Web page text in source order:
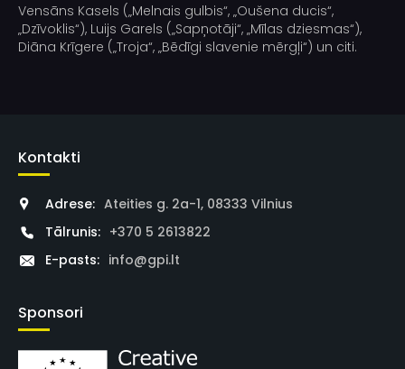
Vensāns Kasels („Melnais gulbis“, „Oušena ducis“,
„Dzīvoklis“), Luijs Garels („Sapņotāji“, „Mīlas dziesmas“),
Diāna Krīgere („Troja“, „Bēdīgi slavenie mērgļi“) un citi.
Kontakti
Adrese: Ateities g. 2a-1, 08333 Vilnius
Tālrunis: +370 5 2613822
E-pasts: info@gpi.lt
Sponsori